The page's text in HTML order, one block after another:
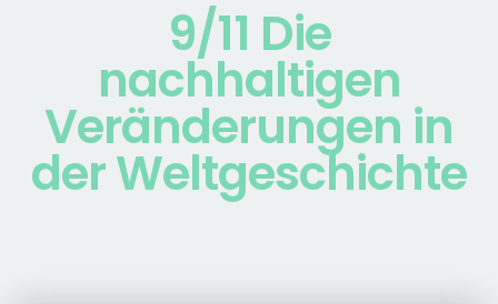
9/11 Die
nachhaltigen
Veränderungen in
der Weltgeschichte